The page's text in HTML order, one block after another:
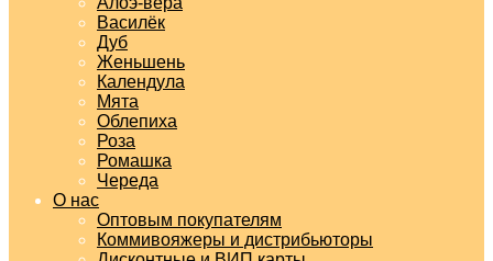
Василёк
Дуб
Женьшень
Календула
Мята
Облепиха
Роза
Ромашка
Череда
О нас
Оптовым покупателям
Коммивояжеры и дистрибьюторы